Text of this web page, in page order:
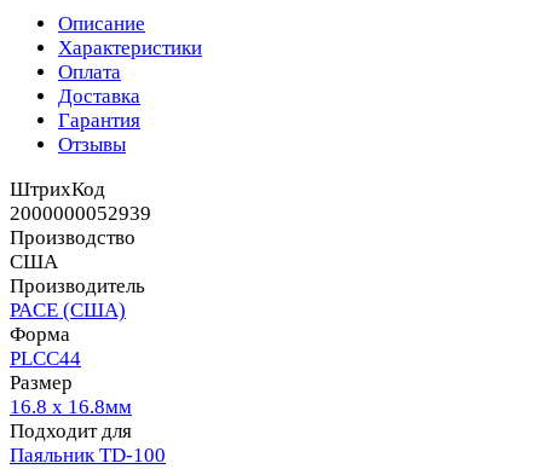
Описание
Характеристики
Оплата
Доставка
Гарантия
Отзывы
ШтрихКод
2000000052939
Производство
США
Производитель
PACE (США)
Форма
PLCC44
Размер
16.8 х 16.8мм
Подходит для
Паяльник TD-100